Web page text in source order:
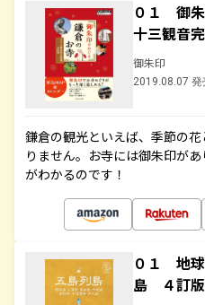
０１ 御
十三観音
御朱印
2019.08.07 発
鎌倉の観光といえば、季節の
りません。お寺には御朱印が
がわかるのです！
０１ 地
島 ４訂版